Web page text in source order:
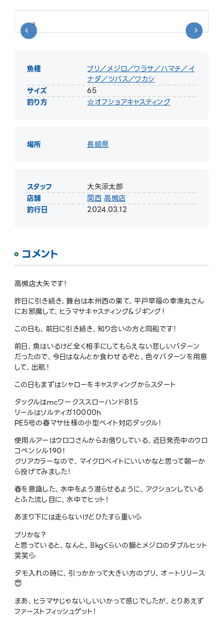
魚種
ブリ／メジロ／ワラサ／ハマチ／イ
ナダ／ツバス／ワカシ
サイズ
65
釣り方
☆オフショアキャスティング
場所 長崎県
スタッフ
大矢涼太郎
店舗
関西 高槻店
釣行日
2024.03.12
コメント
高槻店大矢です！
昨日に引き続き、舞台は本州西の果て、平戸早福の幸漁丸さん
にお邪魔して、ヒラマサキャスティング&ジギング！
この日も、前日に引き続き、知り合いの方と同船です！
前日、魚はいるけど全く相手にしてもらえない悲しいパターン
だったので、今日はなんとか食わせるぞと、色々パターンを用意
して、出航！
この日もまずはシャローをキャスティングからスタート
タックルはmcワークススローハンド815
リールはソルティガ10000h
PE5号の春マサ仕様の小型ベイト対応タックル！
使用ルアーはウロコさんからお借りしている、近日発売中のウロ
コペンシル190！
クリアカラーなので、マイクロベイトにいいかなと思って朝一か
ら投げてみました！
春を意識した、水中をよう潜らせるように、アクションしている
とふた流し目に、水中でヒット！
あまり下には走らないけどひたすら重い💦
ブリかな？
と思っていると、なんと、8kgくらいの鰤とメジロのダブルヒット
笑笑💦
タモ入れの時に、引っかかって大きい方のブリ、オートリリース
😇
まあ、ヒラマサじゃないしいいかって感じでしたが、とりあえず
ファーストフィッシュゲット！